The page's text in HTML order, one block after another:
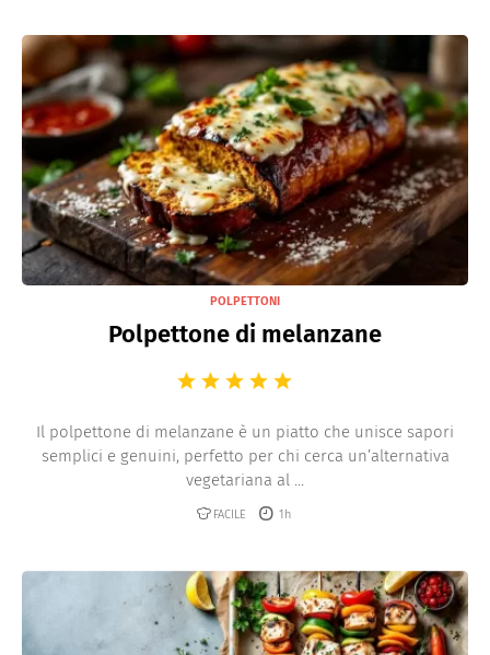
POLPETTONI
Polpettone di melanzane
Il polpettone di melanzane è un piatto che unisce sapori
semplici e genuini, perfetto per chi cerca un’alternativa
vegetariana al ...
FACILE 1h